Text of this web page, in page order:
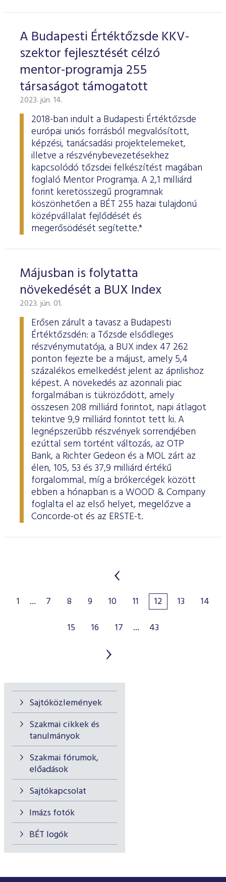
Sajtóközlemények
Szakmai cikkek és
tanulmányok
Szakmai fórumok,
előadások
Sajtókapcsolat
Imázs fotók
BÉT logók
A Budapesti Értéktőzsde KKV-
szektor fejlesztését célzó
mentor-programja 255
társaságot támogatott
2023. jún. 14.
2018-ban indult a Budapesti Értéktőzsde
európai uniós forrásból megvalósított,
képzési, tanácsadási projektelemeket,
illetve a részvénybevezetésekhez
kapcsolódó tőzsdei felkészítést magában
foglaló Mentor Programja. A 2,1 milliárd
forint keretösszegű programnak
köszönhetően a BÉT 255 hazai tulajdonú
középvállalat fejlődését és
megerősödését segítette.*
Májusban is folytatta
növekedését a BUX Index
2023. jún. 01.
Erősen zárult a tavasz a Budapesti
Értéktőzsdén: a Tőzsde elsődleges
részvénymutatója, a BUX index 47 262
ponton fejezte be a májust, amely 5,4
százalékos emelkedést jelent az áprilishoz
képest. A növekedés az azonnali piac
forgalmában is tükröződött, amely
összesen 208 milliárd forintot, napi átlagot
tekintve 9,9 milliárd forintot tett ki. A
legnépszerűbb részvények sorrendjében
ezúttal sem történt változás, az OTP
Bank, a Richter Gedeon és a MOL zárt az
élen, 105, 53 és 37,9 milliárd értékű
forgalommal, míg a brókercégek között
ebben a hónapban is a WOOD & Company
foglalta el az első helyet, megelőzve a
Concorde-ot és az ERSTE-t.
1 ... 7 8 9 10 11 12 13
14
15
16 17 ... 43